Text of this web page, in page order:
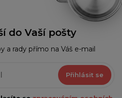
do Vaší pošty
a rady přímo na Váš e-mail
Přihlásit se